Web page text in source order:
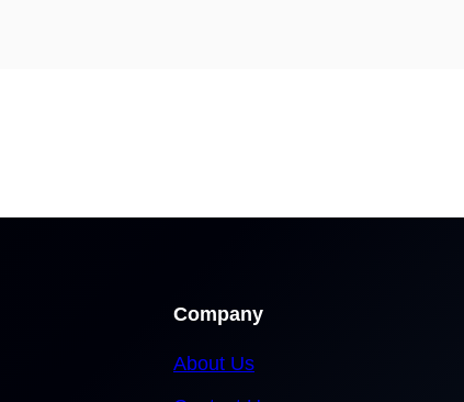
Company
About Us